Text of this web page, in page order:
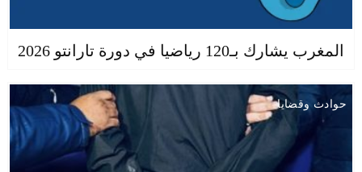
المغرب يشارك بـ120 رياضيا في دورة تارانتو 2026
حوادث وقضايا